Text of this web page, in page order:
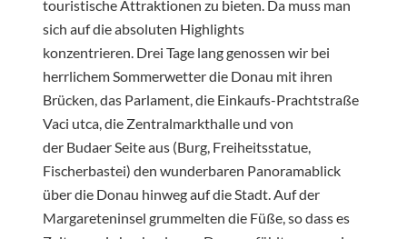
touristische Attraktionen zu bieten. Da muss man
sich auf die absoluten Highlights
konzentrieren. Drei Tage lang genossen wir bei
herrlichem Sommerwetter die Donau mit ihren
Brücken, das Parlament, die Einkaufs-Prachtstraße
Vaci utca, die Zentralmarkthalle und von
der Budaer Seite aus (Burg, Freiheitsstatue,
Fischerbastei) den wunderbaren Panoramablick
über die Donau hinweg auf die Stadt. Auf der
Margareteninsel grummelten die Füße, so dass es